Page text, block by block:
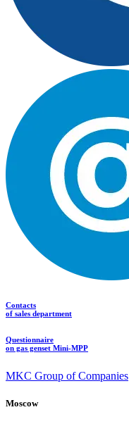
Contacts
of sales department
Questionnaire
on gas genset Mini-MPP
MKC Group of Companies
Moscow